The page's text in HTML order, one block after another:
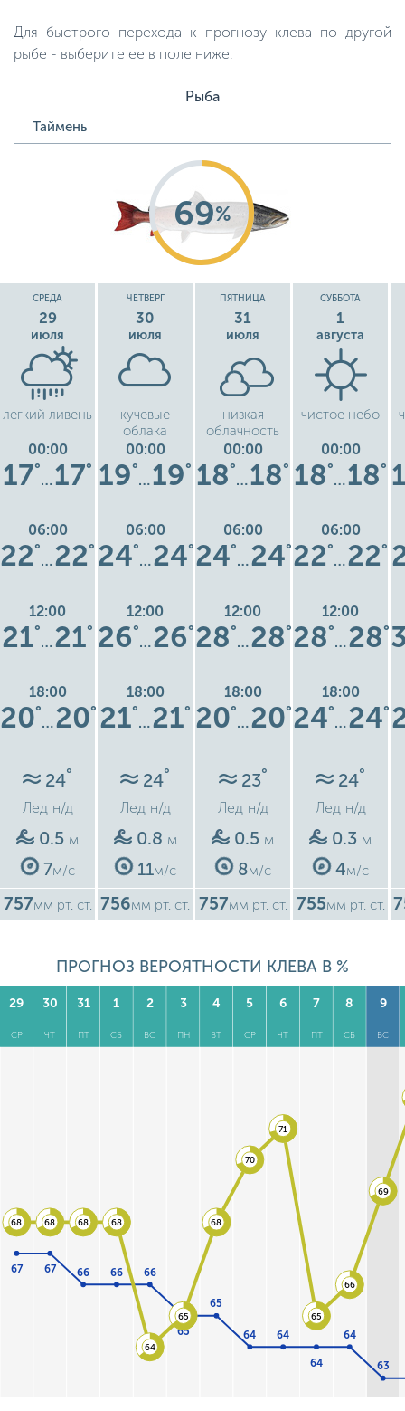
Для быстрого перехода к прогнозу клева по другой
рыбе - выберите ее в поле ниже.
Рыба
69%
СРЕДА
29
июля
легкий ливень
00:00
17°
…17°
06:00
22°
…22°
12:00
21°
…21°
18:00
20°
…20°
24°
Лед н/д
0.5 м
7м/с
757мм рт. ст.
ЧЕТВЕРГ
30
июля
кучевые
облака
00:00
19°
…19°
06:00
24°
…24°
12:00
26°
…26°
18:00
21°
…21°
24°
Лед н/д
0.8 м
11м/с
756мм рт. ст.
ПЯТНИЦА
31
июля
низкая
облачность
00:00
18°
…18°
06:00
24°
…24°
12:00
28°
…28°
18:00
20°
…20°
23°
Лед н/д
0.5 м
8м/с
757мм рт. ст.
СУББОТА
1
августа
чистое небо
00:00
18°
…18°
06:00
22°
…22°
12:00
28°
…28°
18:00
24°
…24°
24°
Лед н/д
0.3 м
4м/с
755мм рт. ст.
ПРОГНОЗ ВЕРОЯТНОСТИ КЛЕВА В %
29
СР
30
ЧТ
31
ПТ
1
СБ
2
ВС
3
ПН
4
ВТ
5
СР
6
ЧТ
7
ПТ
8
СБ
9
ВС
67 67 66 66 66
65
65
64 64
64
64
63
68 68 68 68
64
65
68
70
71
65
66
69